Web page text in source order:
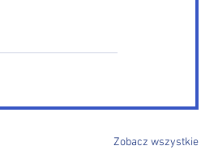
Zobacz wszystkie